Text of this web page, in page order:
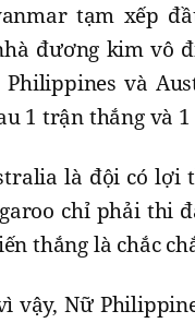
tạm xếp
đương kim vô
Philippines và
1 trận thắng và
là đội có lợi
chỉ phải thi
thắng là chắc
vậy, Nữ